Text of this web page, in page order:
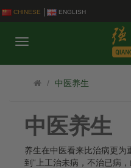
CHINESE ENGLISH
中医养生
中医养生
养生在中医看来比治病更为
到“上工治未病，不治已病